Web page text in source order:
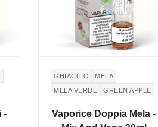
GHIACCIO
MELA
MELA VERDE
GREEN APPLE
Vaporice Doppia Mela -